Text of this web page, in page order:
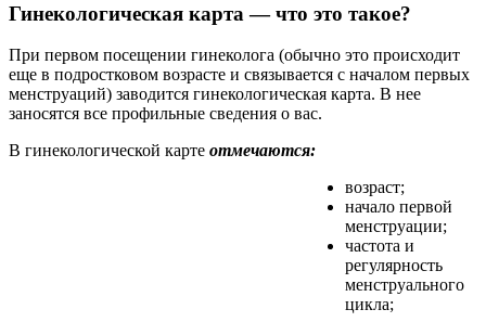
Гинекологическая карта — что это такое?
При первом посещении гинеколога (обычно это происходит
еще в подростковом возрасте и связывается с началом первых
менструаций) заводится гинекологическая карта. В нее
заносятся все профильные сведения о вас.
В гинекологической карте отмечаются:
возраст;
начало первой
менструации;
частота и
регулярность
менструального
цикла;